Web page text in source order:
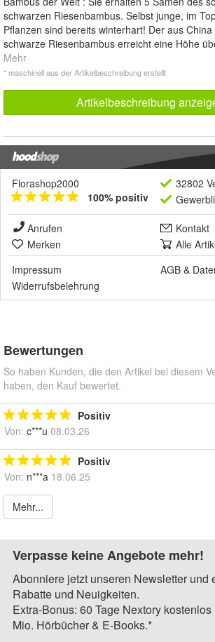
schwarzen Riesenbambus. Selbst junge, im
Pflanzen sind bereits winterhart! Der aus
schwarze Riesenbambus erreicht eine Höhe
Mehr
* maschinell aus der Artikelbeschreibung erstellt
Artikelbeschreibung
Florashop2000
100% positiv
32802
Anrufen
Kontakt
Merken
Alle
Impressum
AGB &
Widerrufsbelehrung
Bewertungen
So haben Kunden, die den Artikel bei diesem
haben, den Kauf bewertet.
Positiv
Von: c***u 08.03.26
Positiv
Von: n***a 18.06.25
Mehr...
Verpasse keine Angebote mehr!
Abonniere jetzt unseren Newsletter und
Rabatte und Neuigkeiten.
Extra-Bonus: 60 Tage Nextory
Mio. Hörbücher & E-Books.*